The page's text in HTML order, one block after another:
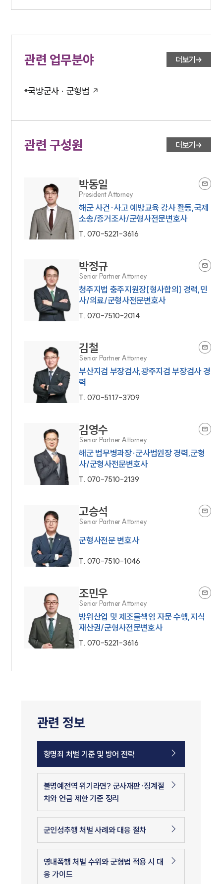
관련 업무분야 더보기
국방군사 · 군형법
관련 구성원 더보기
박동일
President Attorney
해군 사건·사고 예방교육 강사 활동,국제
소송/증거조사/군형사전문변호사
T. 070-5221-3616
박정규
Senior Partner Attorney
청주지법 충주지원장[형사합의] 경력,민
사/의료/군형사전문변호사
T. 070-7510-2014
김철
Senior Partner Attorney
부산지검 부장검사,광주지검 부장검사 경
력
T. 070-5117-3709
김영수
Senior Partner Attorney
해군 법무병과장·군사법원장 경력,군형
사/군형사전문변호사
T. 070-7510-2139
고승석
Senior Partner Attorney
군형사전문 변호사
T. 070-7510-1046
조민우
Senior Partner Attorney
방위산업 및 제조물책임 자문 수행,지식
재산권/군형사전문변호사
T. 070-5221-3616
관련 정보
항명죄 처벌 기준 및 방어 전략
불명예전역 위기라면? 군사재판·징계절
차와 연금 제한 기준 정리
군인성추행 처벌 사례와 대응 절차
영내폭행 처벌 수위와 군형법 적용 시 대
응 가이드